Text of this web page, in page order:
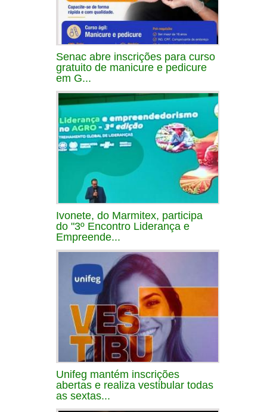
Senac abre inscrições para curso
gratuito de manicure e pedicure
em G...
Ivonete, do Marmitex, participa
do "3º Encontro Liderança e
Empreende...
Unifeg mantém inscrições
abertas e realiza vestibular todas
as sextas...